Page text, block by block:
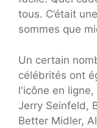
tous. C’était
sommes que
Un certain
célébrités ont
l'icône en
Jerry Seinfeld,
Better Midler,